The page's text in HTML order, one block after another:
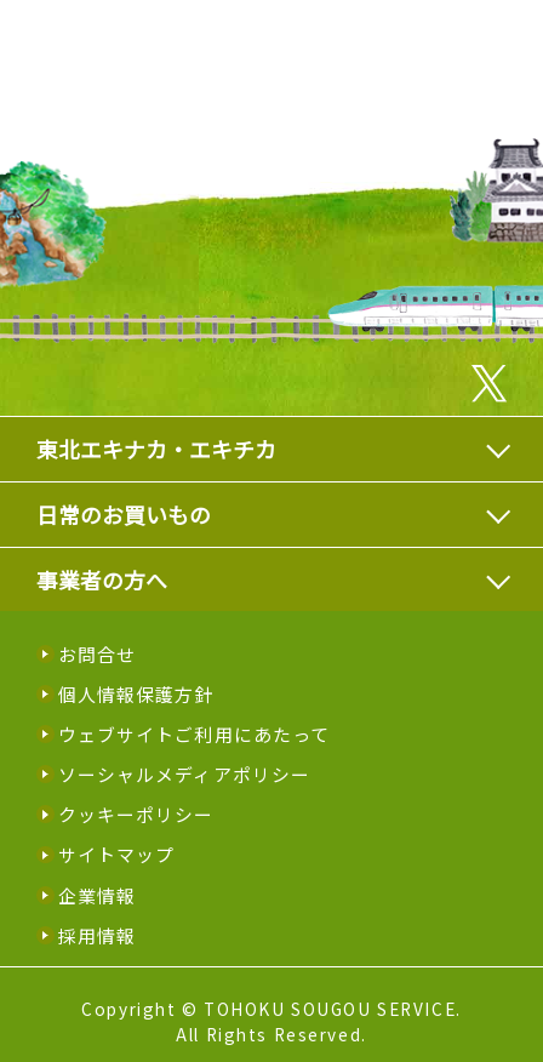
東北エキナカ・エキチカ
日常のお買いもの
事業者の方へ
お問合せ
個人情報保護方針
ウェブサイトご利用にあたって
ソーシャルメディアポリシー
クッキーポリシー
サイトマップ
企業情報
採用情報
Copyright © TOHOKU SOUGOU SERVICE.
All Rights Reserved.